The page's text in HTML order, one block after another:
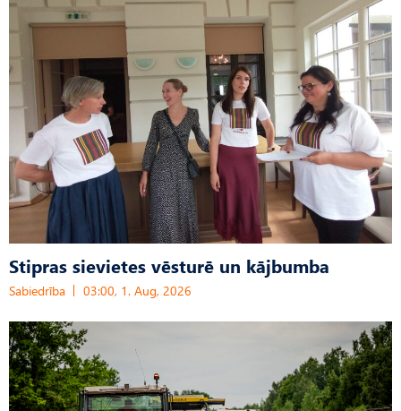
Stipras sievietes vēsturē un kājbumba
Sabiedrība 03:00, 1. Aug, 2026